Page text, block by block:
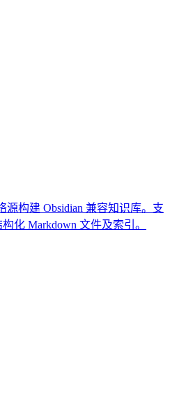
源构建 Obsidian 兼容知识库。支
化 Markdown 文件及索引。